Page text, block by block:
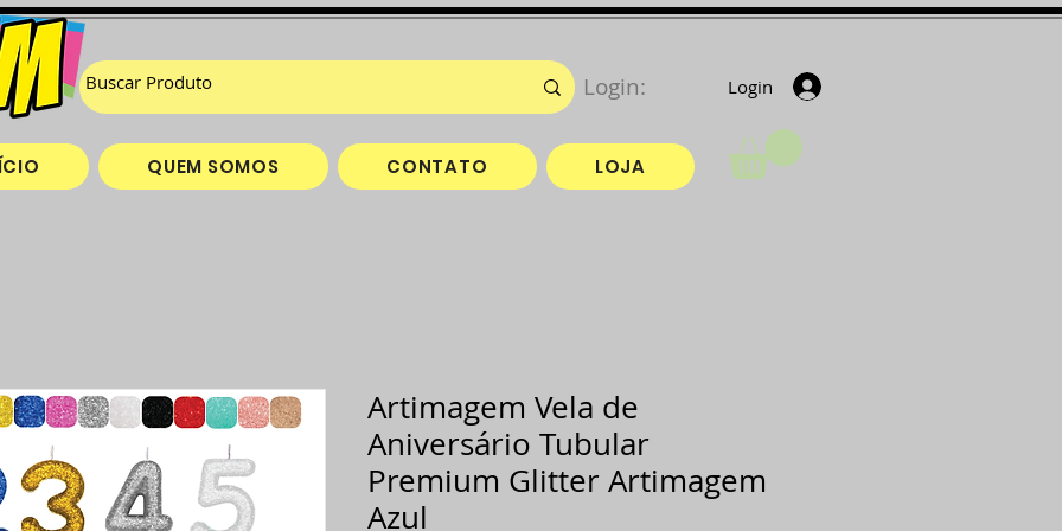
Login
QUEM SOMOS CONTATO LOJA
Login:
Artimagem Vela de
Aniversário Tubular
Premium Glitter Artimagem
Azul